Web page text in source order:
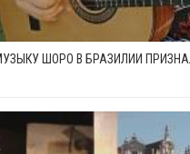
ШОРО В БРАЗИЛИИ